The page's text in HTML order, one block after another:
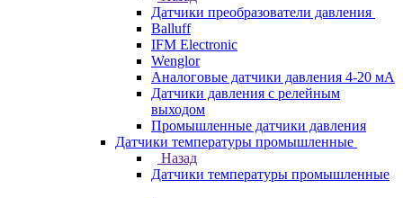
Датчики преобразователи давления
Balluff
IFM Electronic
Wenglor
Аналоговые датчики давления 4-20 мА
Датчики давления с релейным
выходом
Промышленные датчики давления
Датчики температуры промышленные
Назад
Датчики температуры промышленные